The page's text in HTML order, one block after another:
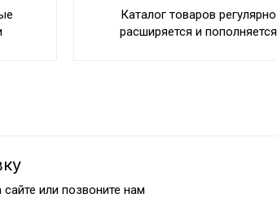
Каталог товаров регулярно
расширяется и пополняется
или позвоните нам